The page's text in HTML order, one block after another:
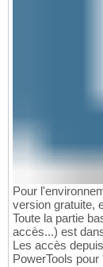
Pour
version gratuite,
Toute la partie
accès...) est
Les accès
PowerTools